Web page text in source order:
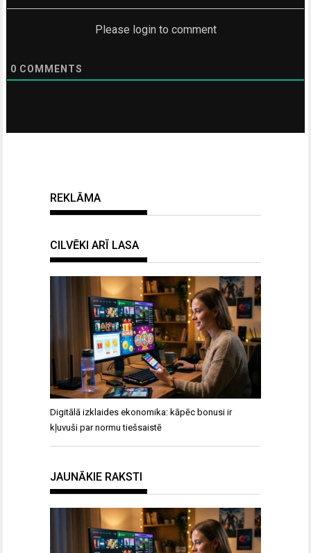
Please login to comment
0 COMMENTS
REKLĀMA
CILVĒKI ARĪ LASA
Digitālā izklaides ekonomika: kāpēc bonusi ir
kļuvuši par normu tiešsaistē
JAUNĀKIE RAKSTI